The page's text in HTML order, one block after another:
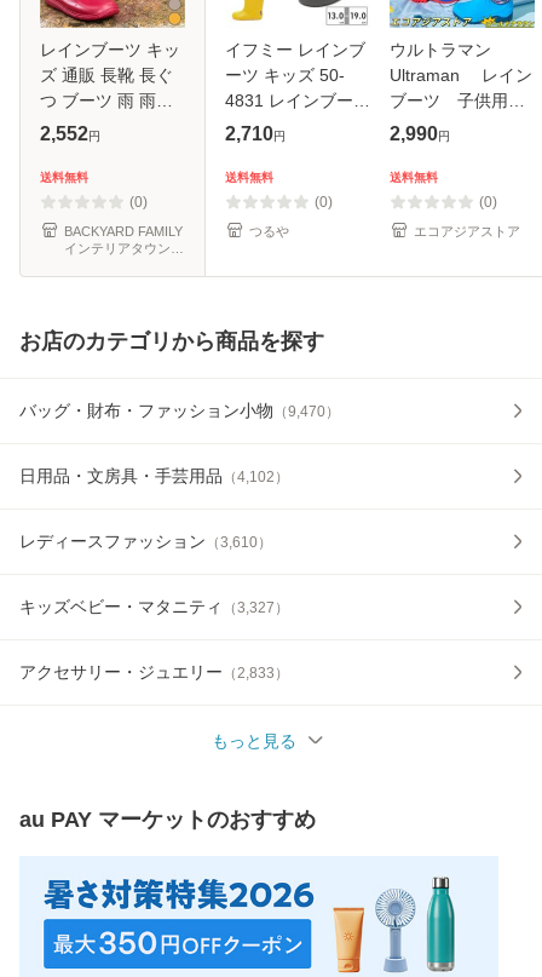
レインブーツ キッ
ズ 通販 長靴 長ぐ
つ ブーツ 雨 雨具
レインシューズ こ
ジュニア おしゃれ
可愛い インソール
付き
2,552円
送料無料
(0)
BACKYARD FAMILY
インテリアタウン
イフミー レインブ
ーツ キッズ 50-
4831 レインブーツ
新作 IFME
2,710円
送料無料
(0)
つるや
ウルトラマン
Ultraman レイン
ブーツ 子供用
キッズ 長靴 雨
子 防水 保育園
幼稚園 通園 通学
学校 入学
2,990円
送料無料
(0)
エコアジアストア
お店のカテゴリから商品を探す
バッグ・財布・ファッション小物 （9,470）
日用品・文房具・手芸用品 （4,102 ）
レディースファッション （3,610）
キッズベビー・マタニティ （3,327 ）
アクセサリー・ジュエリー （2,833 ）
もっと見る
au PAY マーケットのおすすめ